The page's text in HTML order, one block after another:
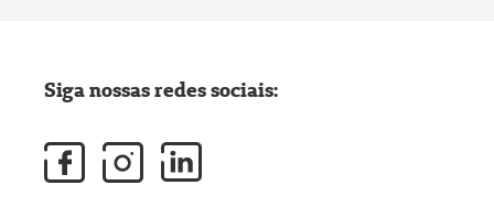
Siga nossas redes sociais: